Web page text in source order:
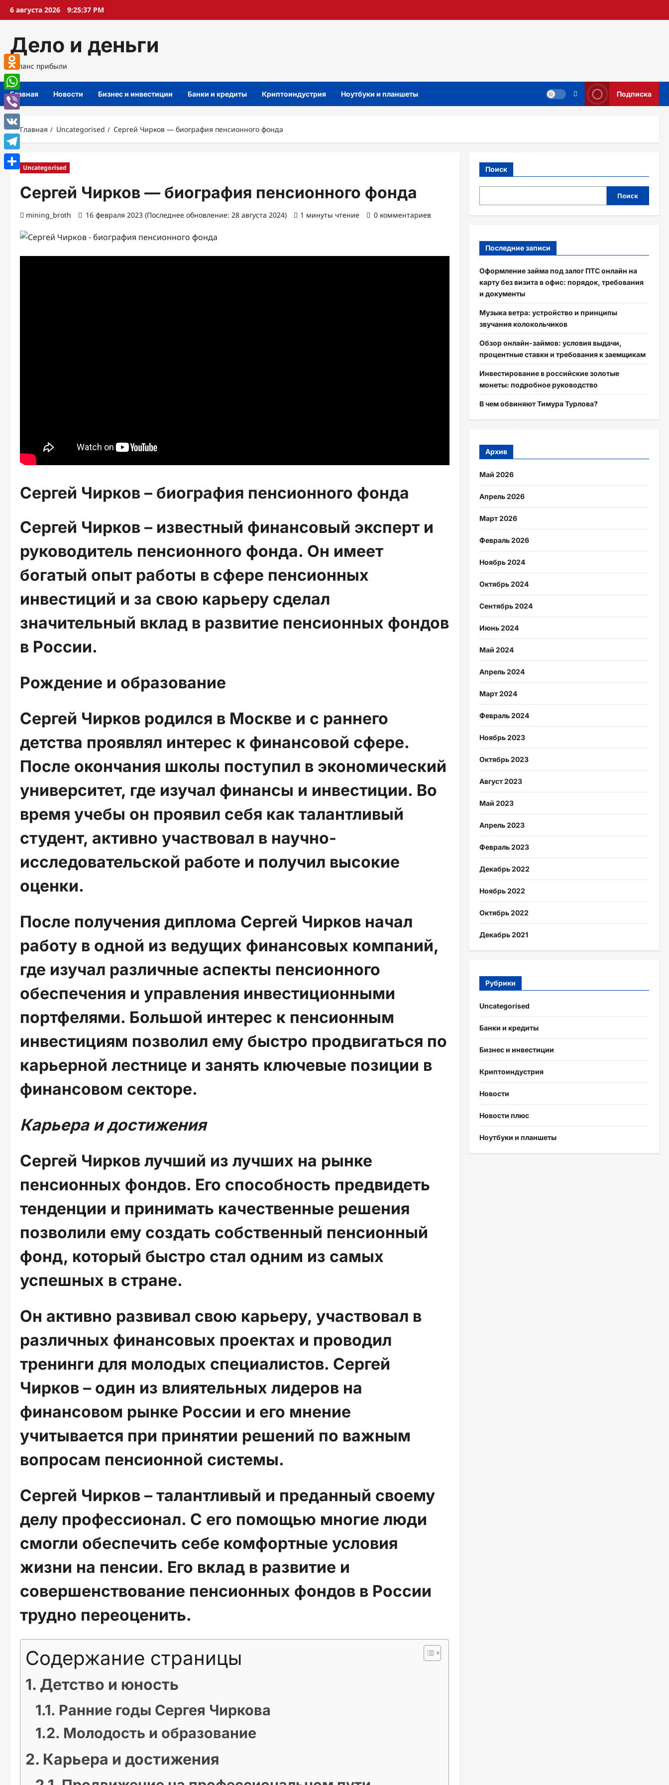
Перейти
6 августа 2026 9:25:38 PM
Дело и деньги
Баланс прибыли
Главная Новости Бизнес и инвестиции Банки и кредиты Криптоиндустрия Ноутбуки и планшеты Подписка
Главная Uncategorised Сергей Чирков — биография пенсионного фонда
Uncategorised
Сергей Чирков — биография пенсионного фонда
mining_broth 16 февраля 2023 (Последнее обновление: 28 августа 2024) 1 минуты чтение 0 комментариев
Сергей Чирков – биография пенсионного фонда
Сергей Чирков – известный финансовый эксперт и
руководитель пенсионного фонда. Он имеет
богатый опыт работы в сфере пенсионных
инвестиций и за свою карьеру сделал
значительный вклад в развитие пенсионных фондов
в России.
Рождение и образование
Сергей Чирков родился в Москве и с раннего
детства проявлял интерес к финансовой сфере.
После окончания школы поступил в экономический
университет, где изучал финансы и инвестиции. Во
время учебы он проявил себя как талантливый
студент, активно участвовал в научно-
исследовательской работе и получил высокие
оценки.
После получения диплома Сергей Чирков начал
работу в одной из ведущих финансовых компаний,
где изучал различные аспекты пенсионного
обеспечения и управления инвестиционными
портфелями. Большой интерес к пенсионным
инвестициям позволил ему быстро продвигаться по
карьерной лестнице и занять ключевые позиции в
финансовом секторе.
Карьера и достижения
Сергей Чирков лучший из лучших на рынке
пенсионных фондов. Его способность предвидеть
тенденции и принимать качественные решения
позволили ему создать собственный пенсионный
фонд, который быстро стал одним из самых
успешных в стране.
Он активно развивал свою карьеру, участвовал в
различных финансовых проектах и проводил
тренинги для молодых специалистов. Сергей
Чирков – один из влиятельных лидеров на
финансовом рынке России и его мнение
учитывается при принятии решений по важным
вопросам пенсионной системы.
Сергей Чирков – талантливый и преданный своему
делу профессионал. С его помощью многие люди
смогли обеспечить себе комфортные условия
жизни на пенсии. Его вклад в развитие и
совершенствование пенсионных фондов в России
трудно переоценить.
Содержание страницы
Детство и юность
Ранние годы Сергея Чиркова
Молодость и образование
Карьера и достижения
Поиск
Поиск
Последние записи
Оформление займа под залог ПТС онлайн на
карту без визита в офис: порядок, требования
и документы
Музыка ветра: устройство и принципы
звучания колокольчиков
Обзор онлайн-займов: условия выдачи,
процентные ставки и требования к заемщикам
Инвестирование в российские золотые
монеты: подробное руководство
В чем обвиняют Тимура Турлова?
Архив
Май 2026
Апрель 2026
Март 2026
Февраль 2026
Ноябрь 2024
Октябрь 2024
Сентябрь 2024
Июнь 2024
Май 2024
Апрель 2024
Март 2024
Февраль 2024
Ноябрь 2023
Октябрь 2023
Август 2023
Май 2023
Апрель 2023
Февраль 2023
Декабрь 2022
Ноябрь 2022
Октябрь 2022
Декабрь 2021
Рубрики
Uncategorised
Банки и кредиты
Бизнес и инвестиции
Криптоиндустрия
Новости
Новости плюс
Ноутбуки и планшеты
Odnoklassniki
WhatsApp
Viber
VK
Telegram